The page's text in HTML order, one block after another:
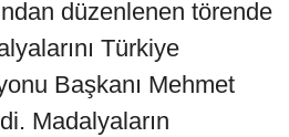
düzenlenen törende
Türkiye
Başkanı Mehmet
Madalyaların